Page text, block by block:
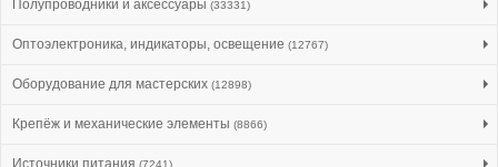
Полупроводники и аксессуары (33331)
Оптоэлектроника, индикаторы, освещение (12767)
Оборудование для мастерских (12898)
Крепёж и механические элементы (8866)
Источники питания (7241)